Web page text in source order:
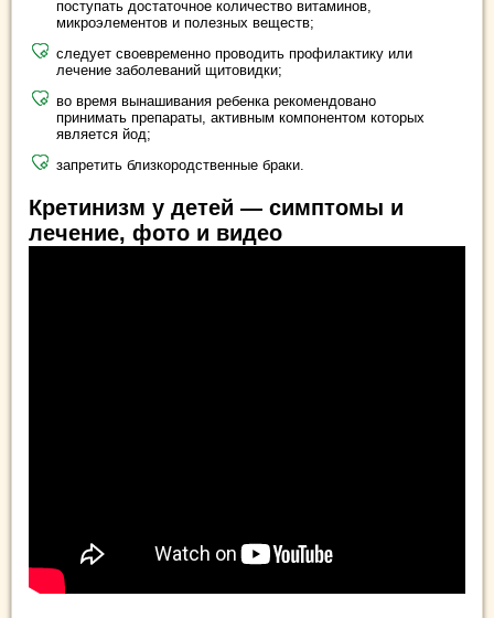
поступать достаточное количество витаминов,
микроэлементов и полезных веществ;
следует своевременно проводить профилактику или
лечение заболеваний щитовидки;
во время вынашивания ребенка рекомендовано
принимать препараты, активным компонентом которых
является йод;
запретить близкородственные браки.
Кретинизм у детей — симптомы и
лечение, фото и видео